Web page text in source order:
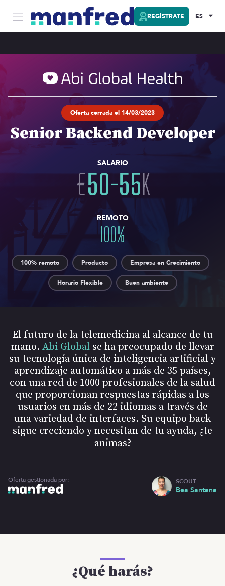
REGÍSTRATE ES
Oferta cerrada el 14/03/2023
Senior Backend Developer
SALARIO
€50-55K
REMOTO
100%
100% remoto Producto Empresa en Crecimiento
Horario Flexible Buen ambiente
El futuro de la telemedicina al alcance de tu
mano. Abi Globalse ha preocupado de llevar
su tecnología única de inteligencia artificial y
aprendizaje automático a más de 35 países,
con una red de 1000 profesionales de la salud
que proporcionan respuestas rápidas a los
usuarios en más de 22 idiomas a través de
una variedad de interfaces. Su equipo back
sigue creciendo y necesitan de tu ayuda, ¿te
animas?
Oferta gestionada por: SCOUT
Bea Santana
¿Qué harás?